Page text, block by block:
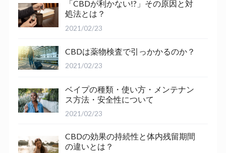
「CBDが利かない!?」その原因と対
処法とは？
2021/02/23
CBDは薬物検査で引っかかるのか？
2021/02/23
ベイプの種類・使い方・メンテナン
ス方法・安全性について
2021/02/23
CBDの効果の持続性と体内残留期間
の違いとは？